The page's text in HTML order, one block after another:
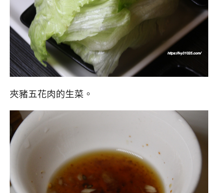
夾豬五花肉的生菜。